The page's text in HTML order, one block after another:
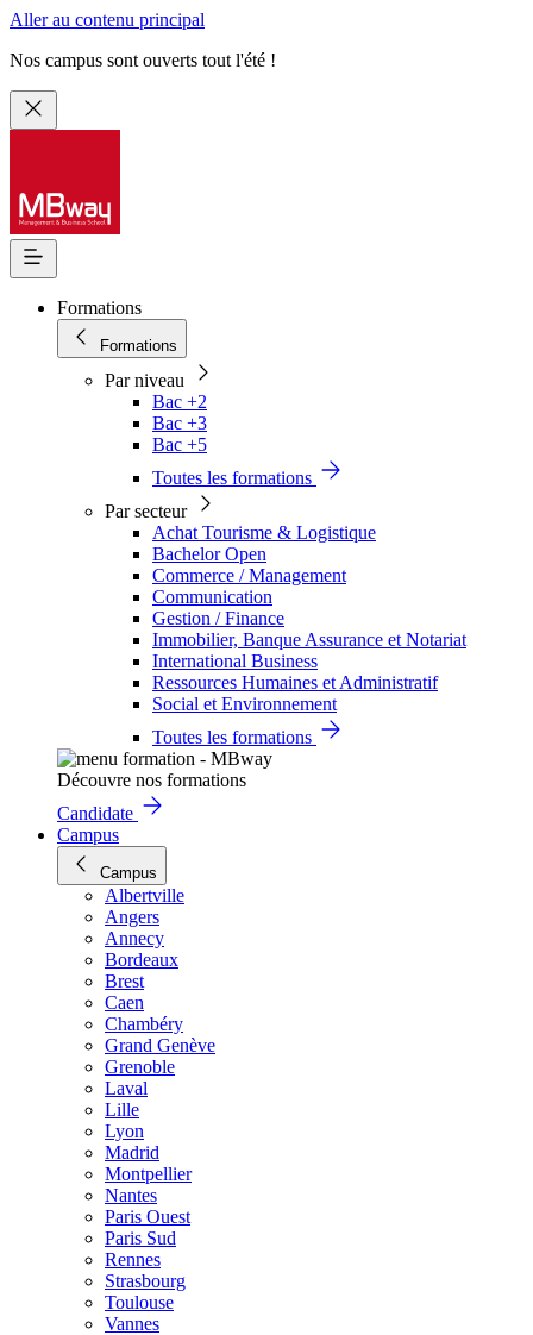
Aller au contenu principal
Nos campus sont ouverts tout l'été !
Formations
Formations
Par niveau
Bac +2
Bac +3
Bac +5
Toutes les formations
Par secteur
Achat Tourisme & Logistique
Bachelor Open
Commerce / Management
Communication
Gestion / Finance
Immobilier, Banque Assurance et Notariat
International Business
Ressources Humaines et Administratif
Social et Environnement
Toutes les formations
Découvre nos formations
Candidate
Campus
Campus
Albertville
Angers
Annecy
Bordeaux
Brest
Caen
Chambéry
Grand Genève
Grenoble
Laval
Lille
Lyon
Madrid
Montpellier
Nantes
Paris Ouest
Paris Sud
Rennes
Strasbourg
Toulouse
Vannes